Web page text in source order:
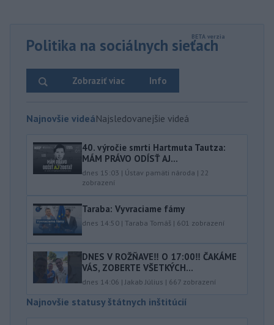
Politika na sociálnych sieťach
Info
Zobraziť viac
Najnovšie videáNajsledovanejšie videá
40.⁠ ⁠výročie smrti Hartmuta Tautza:
MÁM PRÁVO ODÍSŤ AJ...
dnes 15:03 | Ústav pamäti národa | 22
zobrazení
Taraba: Vyvraciame fámy
dnes 14:50 | Taraba Tomáš | 601 zobrazení
DNES V ROŽŇAVE‼️ O 17:00‼️ ČAKÁME
VÁS, ZOBERTE VŠETKÝCH...
dnes 14:06 |Jakab Július | 667 zobrazení
Najnovšie statusy štátnych inštitúcií